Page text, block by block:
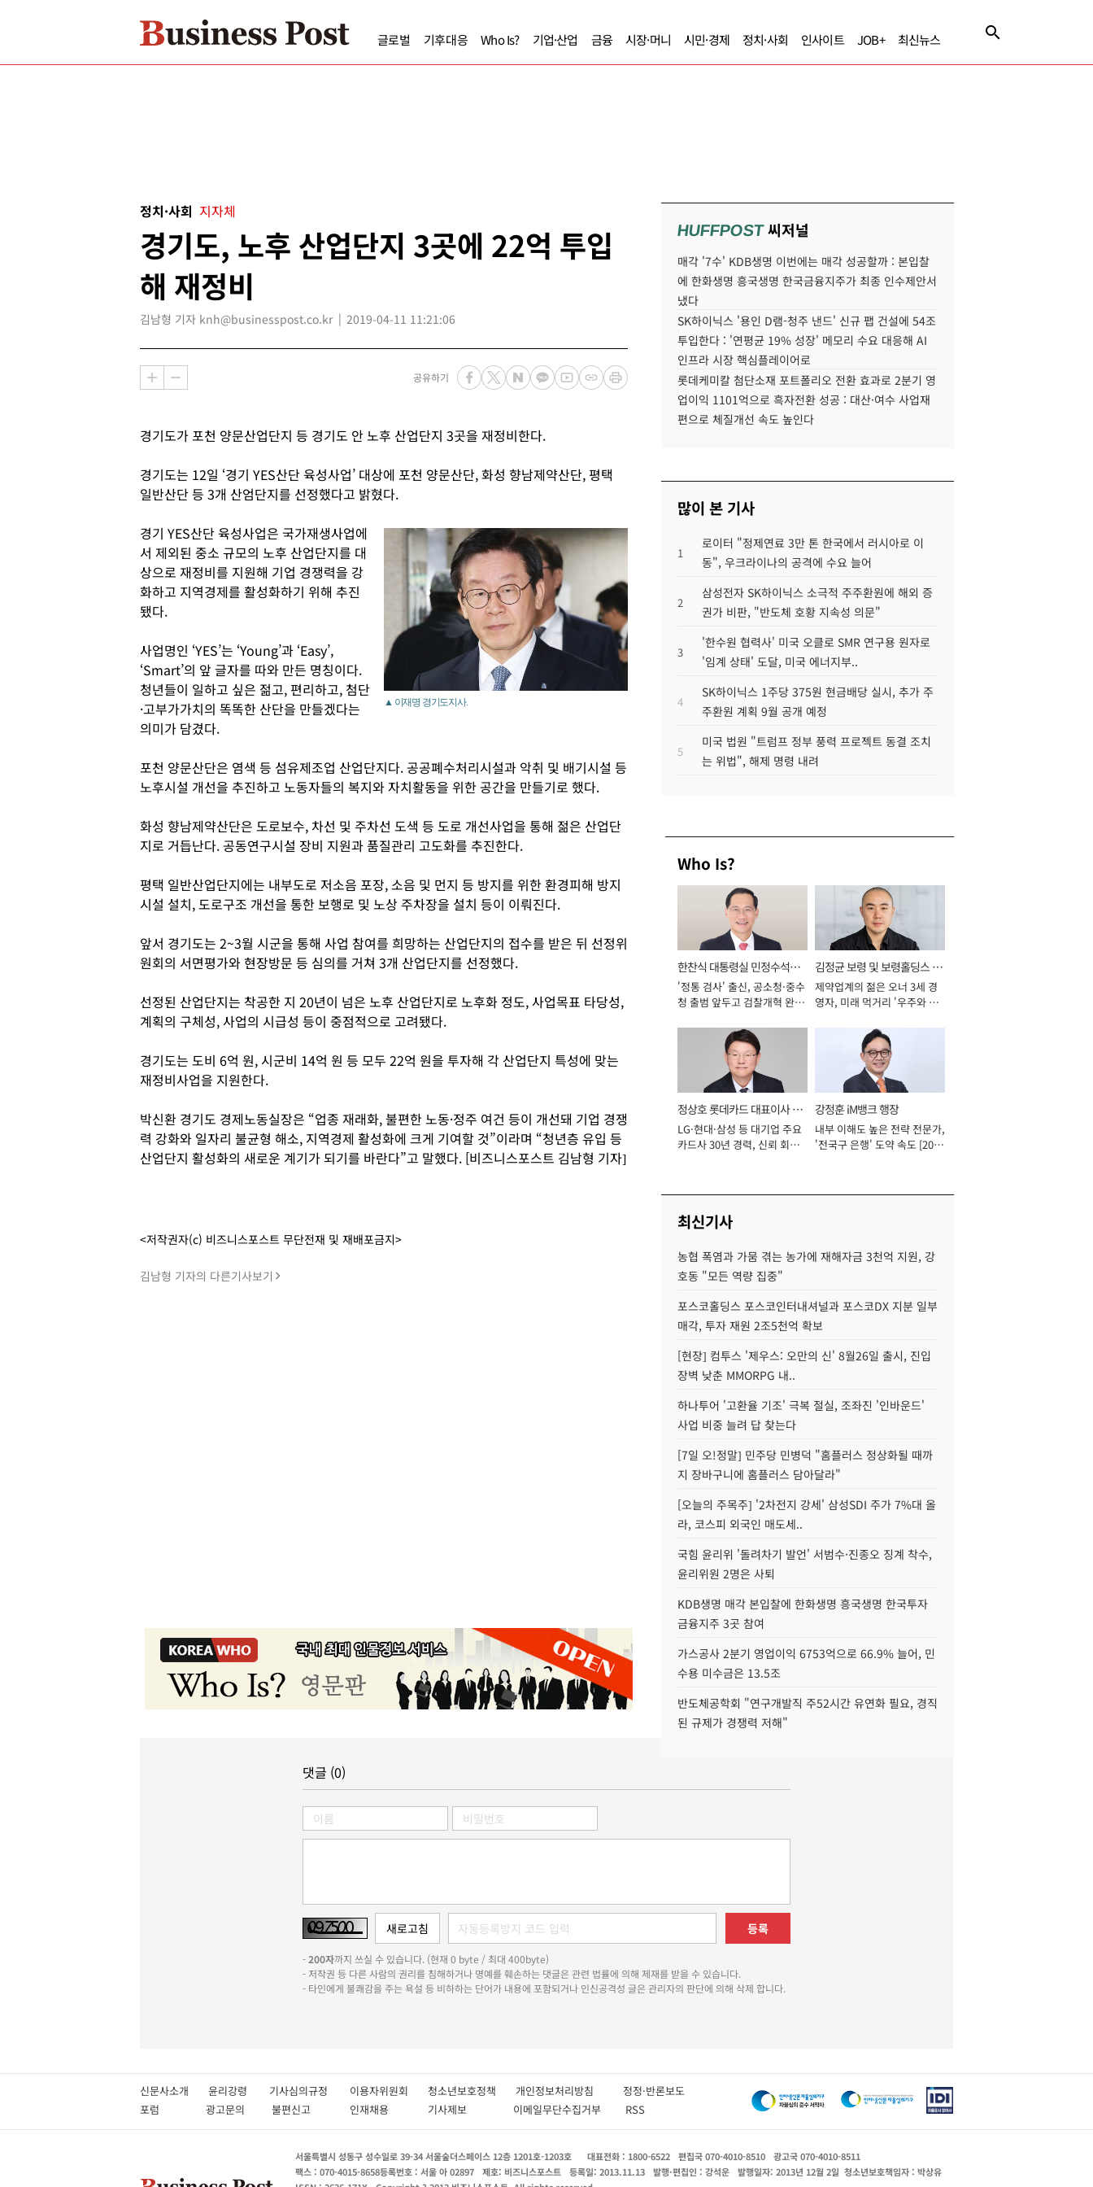
글로벌 기후대응 Who Is? 기업·산업 금융 시장·머니 시민·경제 정치·사회 인사이트 JOB+ 최신뉴스
정치·사회 지자체
경기도, 노후 산업단지 3곳에 22억 투입
해 재정비
김남형 기자 knh@businesspost.co.kr 2019-04-11 11:21:06
공유하기
경기도가 포천 양문산업단지 등 경기도 안 노후 산업단지 3곳을 재정비한다.
경기도는 12일 ‘경기 YES산단 육성사업’ 대상에 포천 양문산단, 화성 향남제약산단, 평택
일반산단 등 3개 산엄단지를 선정했다고 밝혔다.
▲ 이재명 경기도지사.
경기 YES산단 육성사업은 국가재생사업에
서 제외된 중소 규모의 노후 산업단지를 대
상으로 재정비를 지원해 기업 경쟁력을 강
화하고 지역경제를 활성화하기 위해 추진
됐다.
사업명인 ‘YES’는 ‘Young’과 ‘Easy’,
‘Smart’의 앞 글자를 따와 만든 명칭이다.
청년들이 일하고 싶은 젊고, 편리하고, 첨단
·고부가가치의 똑똑한 산단을 만들겠다는
의미가 담겼다.
포천 양문산단은 염색 등 섬유제조업 산업단지다. 공공폐수처리시설과 악취 및 배기시설 등
노후시설 개선을 추진하고 노동자들의 복지와 자치활동을 위한 공간을 만들기로 했다.
화성 향남제약산단은 도로보수, 차선 및 주차선 도색 등 도로 개선사업을 통해 젊은 산업단
지로 거듭난다. 공동연구시설 장비 지원과 품질관리 고도화를 추진한다.
평택 일반산업단지에는 내부도로 저소음 포장, 소음 및 먼지 등 방지를 위한 환경피해 방지
시설 설치, 도로구조 개선을 통한 보행로 및 노상 주차장을 설치 등이 이뤄진다.
앞서 경기도는 2~3월 시군을 통해 사업 참여를 희망하는 산업단지의 접수를 받은 뒤 선정위
원회의 서면평가와 현장방문 등 심의를 거쳐 3개 산업단지를 선정했다.
선정된 산업단지는 착공한 지 20년이 넘은 노후 산업단지로 노후화 정도, 사업목표 타당성,
계획의 구체성, 사업의 시급성 등이 중점적으로 고려됐다.
경기도는 도비 6억 원, 시군비 14억 원 등 모두 22억 원을 투자해 각 산업단지 특성에 맞는
재정비사업을 지원한다.
박신환 경기도 경제노동실장은 “업종 재래화, 불편한 노동·정주 여건 등이 개선돼 기업 경쟁
력 강화와 일자리 불균형 해소, 지역경제 활성화에 크게 기여할 것”이라며 “청년층 유입 등
산업단지 활성화의 새로운 계기가 되기를 바란다”고 말했다. [비즈니스포스트 김남형 기자]
<저작권자(c) 비즈니스포스트 무단전재 및 재배포금지>
김남형 기자의 다른기사보기
HUFFPOST씨저널
매각 '7수' KDB생명 이번에는 매각 성공할까 : 본입찰
에 한화생명 흥국생명 한국금융지주가 최종 인수제안서
냈다
SK하이닉스 '용인 D램-청주 낸드' 신규 팹 건설에 54조
투입한다 : '연평균 19% 성장' 메모리 수요 대응해 AI
인프라 시장 핵심플레이어로
롯데케미칼 첨단소재 포트폴리오 전환 효과로 2분기 영
업이익 1101억으로 흑자전환 성공 : 대산·여수 사업재
편으로 체질개선 속도 높인다
많이 본 기사
1
로이터 "정제연료 3만 톤 한국에서 러시아로 이
동", 우크라이나의 공격에 수요 늘어
2
삼성전자 SK하이닉스 소극적 주주환원에 해외 증
권가 비판, "반도체 호황 지속성 의문"
3
'한수원 협력사' 미국 오클로 SMR 연구용 원자로
'임계 상태' 도달, 미국 에너지부..
4
SK하이닉스 1주당 375원 현금배당 실시, 추가 주
주환원 계획 9월 공개 예정
5
미국 법원 "트럼프 정부 풍력 프로젝트 동결 조치
는 위법", 해제 명령 내려
Who Is?
한찬식 대통령실 민정수석비
서관
'정통 검사' 출신, 공소청·중수
청 출범 앞두고 검찰개혁 완수
김정균 보령 및 보령홀딩스 대
표이사 사장
제약업계의 젊은 오너 3세 경
영자, 미래 먹거리 '우주와 헬
정상호 롯데카드 대표이사 사
장
LG·현대·삼성 등 대기업 주요
카드사 30년 경력, 신뢰 회복
강정훈 iM뱅크 행장
내부 이해도 높은 전략 전문가,
'전국구 은행' 도약 속도 [2026
최신기사
농협 폭염과 가뭄 겪는 농가에 재해자금 3천억 지원, 강
호동 "모든 역량 집중"
포스코홀딩스 포스코인터내셔널과 포스코DX 지분 일부
매각, 투자 재원 2조5천억 확보
[현장] 컴투스 '제우스: 오만의 신' 8월26일 출시, 진입
장벽 낮춘 MMORPG 내..
하나투어 '고환율 기조' 극복 절실, 조좌진 '인바운드'
사업 비중 늘려 답 찾는다
[7일 오!정말] 민주당 민병덕 "홈플러스 정상화될 때까
지 장바구니에 홈플러스 담아달라"
[오늘의 주목주] '2차전지 강세' 삼성SDI 주가 7%대 올
라, 코스피 외국인 매도세..
국힘 윤리위 '돌려차기 발언' 서범수·진종오 징계 착수,
윤리위원 2명은 사퇴
KDB생명 매각 본입찰에 한화생명 흥국생명 한국투자
금융지주 3곳 참여
가스공사 2분기 영업이익 6753억으로 66.9% 늘어, 민
수용 미수금은 13.5조
반도체공학회 "연구개발직 주52시간 유연화 필요, 경직
된 규제가 경쟁력 저해"
댓글 (0)
등록
-200자까지 쓰실 수 있습니다. (현재 0 byte / 최대 400byte)
- 저작권 등 다른 사람의 권리를 침해하거나 명예를 훼손하는 댓글은 관련 법률에 의해 제재를 받을 수 있습니다.
- 타인에게 불쾌감을 주는 욕설 등 비하하는 단어가 내용에 포함되거나 인신공격성 글은 관리자의 판단에 의해 삭제 합니다.
신문사소개 윤리강령 기사심의규정 이용자위원회 청소년보호정책 개인정보처리방침 정정·반론보도
포럼
광고문의 불편신고 인재채용 기사제보 이메일무단수집거부 RSS
서울특별시 성동구 성수일로 39-34 서울숲더스페이스 12층 1201호-1203호 대표전화 : 1800-6522 편집국 070-4010-8510
광고국 070-4010-8511
팩스 : 070-4015-8658등록번호 : 서울 아 02897 제호: 비즈니스포스트 등록일: 2013.11.13 발행·편집인 : 강석운 발행일자: 2013년 12월 2일 청소년보호책임자 : 박상유